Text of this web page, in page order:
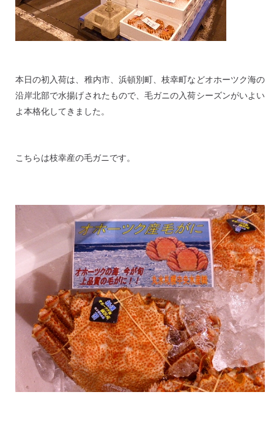
本日の初入荷は、稚内市、浜頓別町、枝幸町などオホーツク海の
沿岸北部で水揚げされたもので、毛ガニの入荷シーズンがいよい
よ本格化してきました。
こちらは枝幸産の毛ガニです。